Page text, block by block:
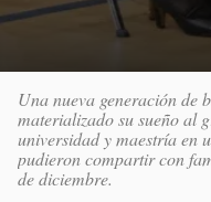
Una nueva generación de
materializado su sueño al
universidad y maestría en
pudieron compartir con
de diciembre.